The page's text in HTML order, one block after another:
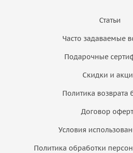
Статьи
Часто задаваемые
Подарочные
Скидки и
Политика возврата
Договор
Условия
Политика обработки